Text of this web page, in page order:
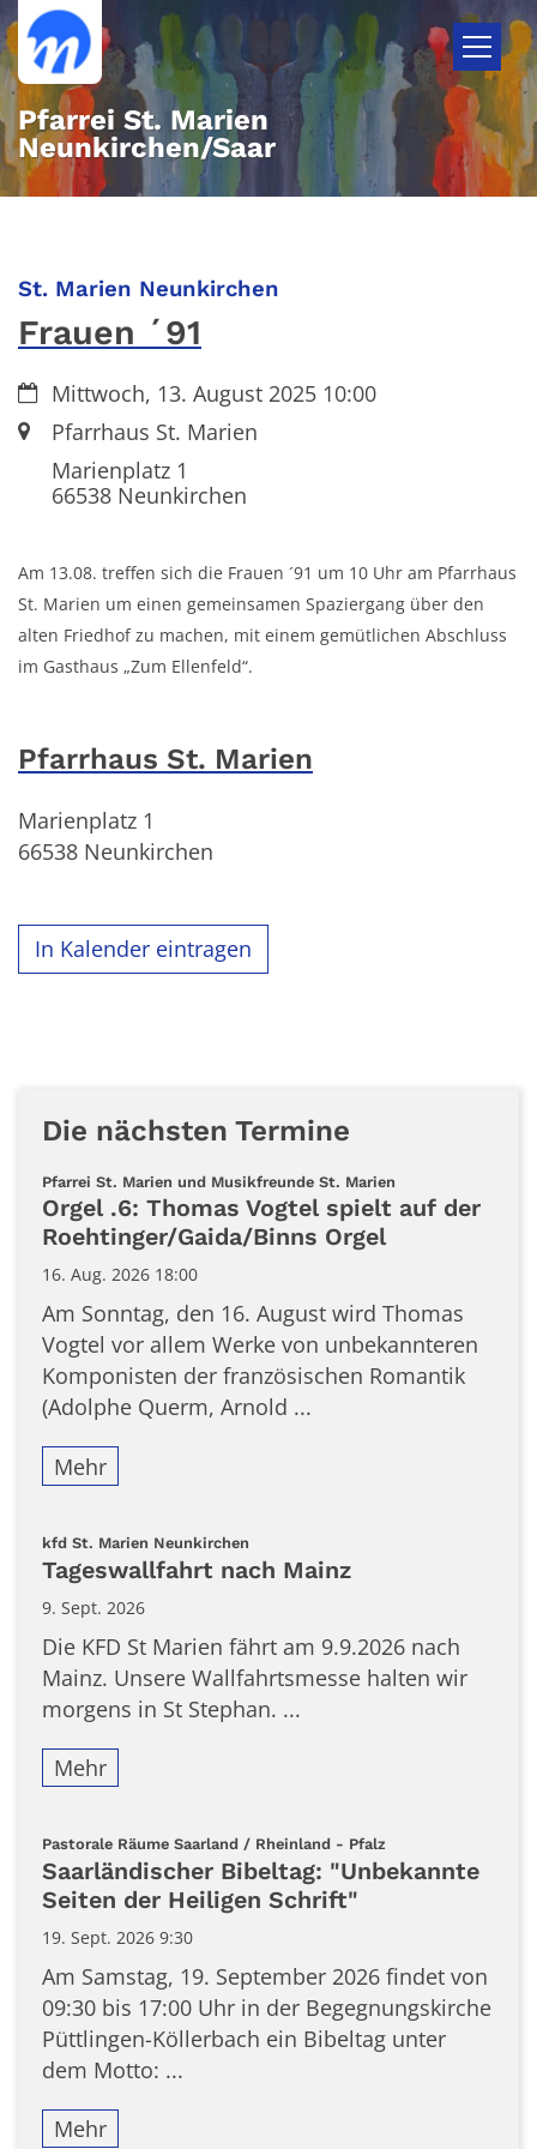
Zum Inhalt springen
Pfarrei St. Marien
Neunkirchen/Saar
St. Marien Neunkirchen
Frauen ´91
Datum:Mittwoch, 13. August 2025 10:00
Ort:Pfarrhaus St. Marien
Marienplatz 1
66538Neunkirchen
Am 13.08. treffen sich die Frauen ´91 um 10 Uhr am Pfarrhaus
St. Marien um einen gemeinsamen Spaziergang über den
alten Friedhof zu machen, mit einem gemütlichen Abschluss
im Gasthaus „Zum Ellenfeld“.
Pfarrhaus St. Marien
Marienplatz 1
66538 Neunkirchen
In Kalender eintragen
Die nächsten Termine
Pfarrei St. Marien und Musikfreunde St. Marien
Orgel .6: Thomas Vogtel spielt auf der
Roehtinger/Gaida/Binns Orgel
16. Aug. 2026 18:00
Am Sonntag, den 16. August wird Thomas
Vogtel vor allem Werke von unbekannteren
Komponisten der französischen Romantik
(Adolphe Querm, Arnold ...
Mehr
kfd St. Marien Neunkirchen
Tageswallfahrt nach Mainz
9. Sept. 2026
Die KFD St Marien fährt am 9.9.2026 nach
Mainz. Unsere Wallfahrtsmesse halten wir
morgens in St Stephan. ...
Mehr
Pastorale Räume Saarland / Rheinland - Pfalz
Saarländischer Bibeltag: "Unbekannte
Seiten der Heiligen Schrift"
19. Sept. 2026 9:30
Am Samstag, 19. September 2026 findet von
09:30 bis 17:00 Uhr in der Begegnungskirche
Püttlingen-Köllerbach ein Bibeltag unter
dem Motto: ...
Mehr